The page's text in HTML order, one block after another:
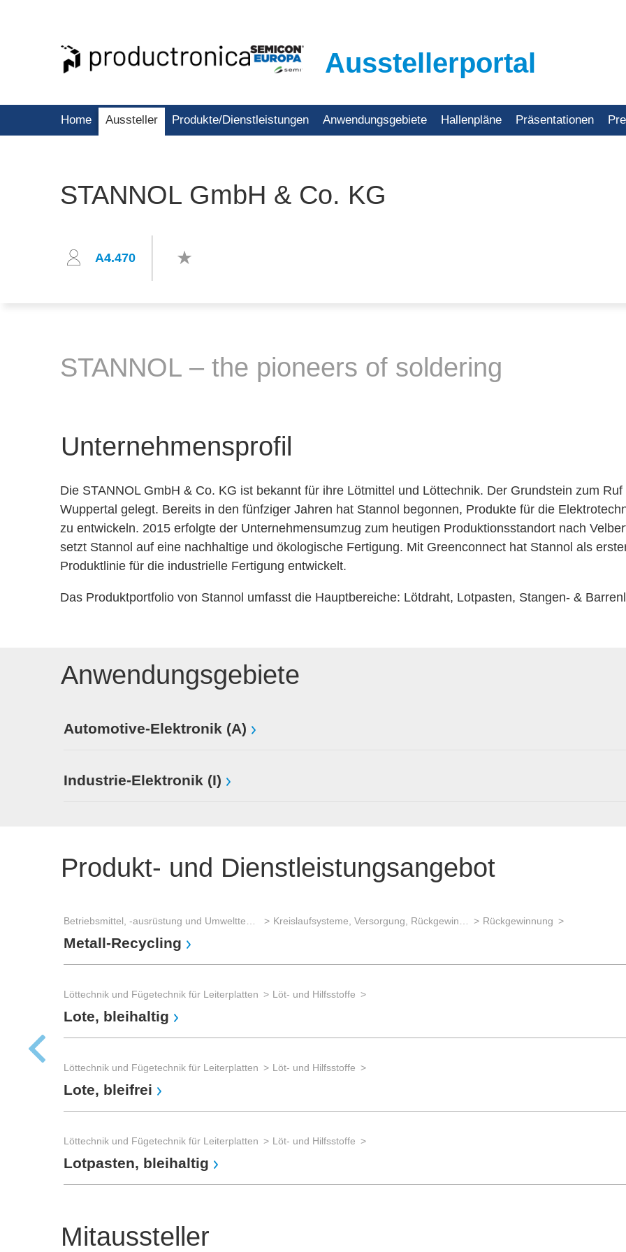
Ausstellerportal
Home Aussteller Produkte/Dienstleistungen Anwendungsgebiete Hallenpläne Präsentationen
STANNOL GmbH & Co. KG
A4.470
STANNOL – the pioneers of soldering
Unternehmensprofil
Die STANNOL GmbH & Co. KG ist bekannt für ihre Lötmittel und Löttechnik. Der Grundstein zum
Wuppertal gelegt. Bereits in den fünfziger Jahren hat Stannol begonnen, Produkte für die
zu entwickeln. 2015 erfolgte der Unternehmensumzug zum heutigen Produktionsstandort nach
setzt Stannol auf eine nachhaltige und ökologische Fertigung. Mit Greenconnect hat Stannol als
Produktlinie für die industrielle Fertigung entwickelt.
Das Produktportfolio von Stannol umfasst die Hauptbereiche: Lötdraht, Lotpasten, Stangen- &
Anwendungsgebiete
Automotive-Elektronik (A)
Industrie-Elektronik (I)
Produkt- und Dienstleistungsangebot
Rückgewinnung
Metall-Recycling
Löttechnik und Fügetechnik für Leiterplatten Löt- und Hilfsstoffe
Lote, bleihaltig
Löttechnik und Fügetechnik für Leiterplatten Löt- und Hilfsstoffe
Lote, bleifrei
Löttechnik und Fügetechnik für Leiterplatten Löt- und Hilfsstoffe
Lotpasten, bleihaltig
Mitaussteller